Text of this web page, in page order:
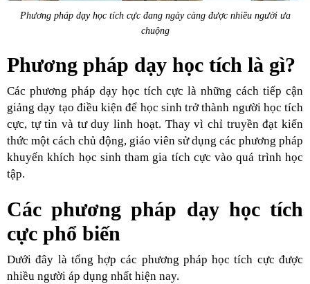
Phương pháp dạy học tích cực đang ngày càng được nhiều người ưa
chuộng
Phương pháp dạy học tích là gì?
Các phương pháp dạy học tích cực là những cách tiếp cận
giảng dạy tạo điều kiện để học sinh trở thành người học tích
cực, tự tin và tư duy linh hoạt. Thay vì chỉ truyền đạt kiến
thức một cách chủ động, giáo viên sử dụng các phương pháp
khuyến khích học sinh tham gia tích cực vào quá trình học
tập.
Các phương pháp dạy học tích
cực phổ biến
Dưới đây là tổng hợp các phương pháp học tích cực được
nhiều người áp dụng nhất hiện nay.